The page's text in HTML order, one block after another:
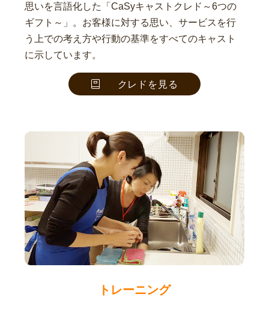
思いを言語化した「CaSyキャストクレド～6つの
ギフト～」。お客様に対する思い、サービスを行
う上での考え方や行動の基準をすべてのキャスト
に示しています。
クレドを見る
トレーニング